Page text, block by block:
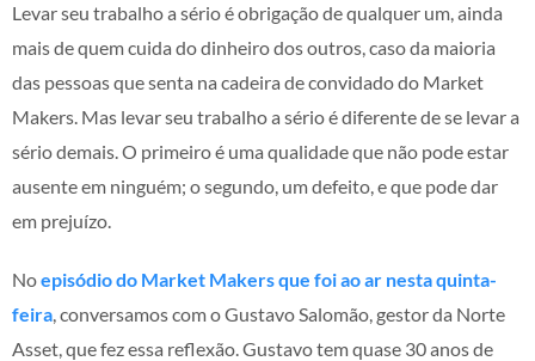
Levar seu trabalho a sério é obrigação de qualquer um, ainda
mais de quem cuida do dinheiro dos outros, caso da maioria
das pessoas que senta na cadeira de convidado do Market
Makers. Mas levar seu trabalho a sério é diferente de se levar a
sério demais. O primeiro é uma qualidade que não pode estar
ausente em ninguém; o segundo, um defeito, e que pode dar
em prejuízo.
Noepisódio do Market Makers que foi ao ar nesta quinta-
feira, conversamos com o Gustavo Salomão, gestor da Norte
Asset, que fez essa reflexão. Gustavo tem quase 30 anos de